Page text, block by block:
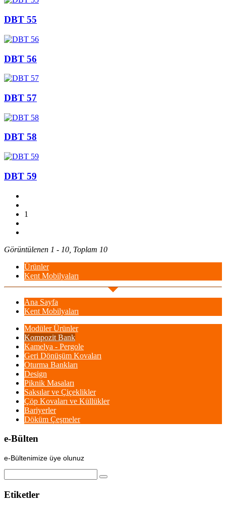
DBT 55
DBT 56
DBT 57
DBT 58
DBT 59
1
Görüntülenen 1 - 10, Toplam 10
Ürünler
Kent Mobilyaları
Ana Sayfa
Kent Mobilyaları
Modüler Ürünler
Kompozit Bank
Kamelya - Pergole
Geri Dönüşüm Kovaları
Oturma Bankları
Design
Piknik Masaları
Saksılar ve Çiçeklikler
Çöp Kovaları ve Küllükler
Bariyerler
Döküm Çeşmeler
e-Bülten
e-Bültenimize üye olunuz
Etiketler